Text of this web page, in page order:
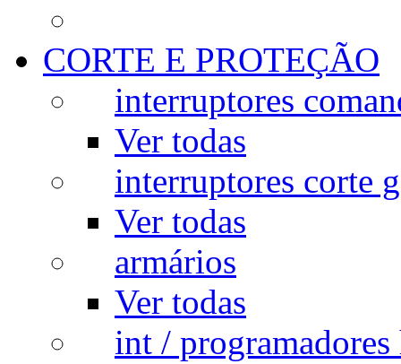
CORTE E PROTEÇÃO
interruptores
Ver todas
interruptores corte
Ver todas
armários
Ver todas
int / programadores